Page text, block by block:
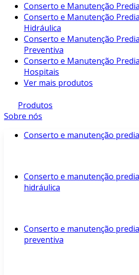
Conserto e Manutenção
Conserto e Manutenção
Hidráulica
Conserto e Manutenção
Preventiva
Conserto e Manutenção
Hospitais
Ver mais produtos
Produtos
Sobre nós
Conserto e manutenção
Conserto e manutenção
hidráulica
Conserto e manutenção
preventiva